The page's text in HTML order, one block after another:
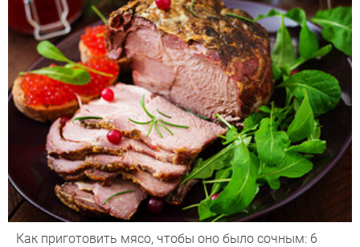
Как приготовить мясо, чтобы оно было сочным: 6